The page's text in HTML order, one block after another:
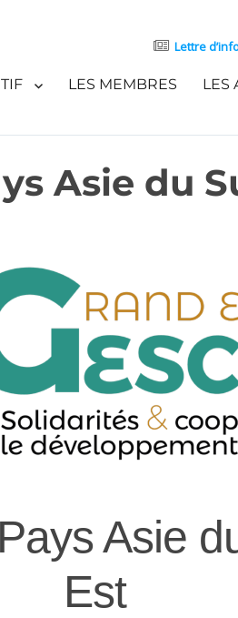
Lettre
LES MEMBRES LES
Asie du
Asie
Est